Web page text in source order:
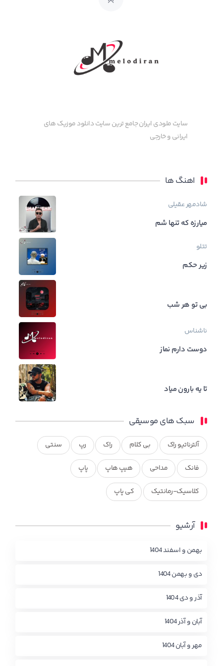
سایت ملودی ایران جامع ترین سایت دانلود موزیک های
ایرانی و خارجی
اهنگ ها
شادمهر عقیلی
میارزه که تنها شم
تتلو
زیر حکم
بی تو هر شب
ناشناس
دوست دارم نماز
تا یه بارون میاد
سبک های موسیقی
آلترناتیو راک بی کلام راک رپ سنتی
فانک مداحی هیپ هاپ پاپ
کلاسیک-رمانتیک کی پاپ
آرشیو
بهمن و اسفند 1404
دی و بهمن 1404
آذر و دی 1404
آبان و آذر 1404
مهر و آبان 1404